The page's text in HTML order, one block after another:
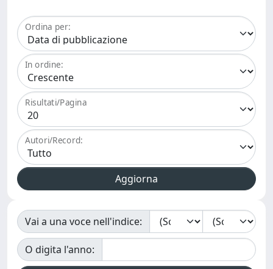
Ordina per:
In ordine:
Risultati/Pagina
Autori/Record:
Vai a una voce nell'indice:
O digita l'anno: